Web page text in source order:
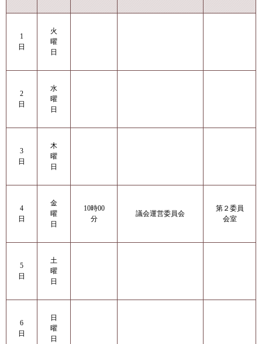
1
日
火
曜
日
2
日
水
曜
日
3
日
木
曜
日
4
日
金
曜
日
10時00
分
議会運営委員会
第２委員
会室
5
日
土
曜
日
6
日
日
曜
日